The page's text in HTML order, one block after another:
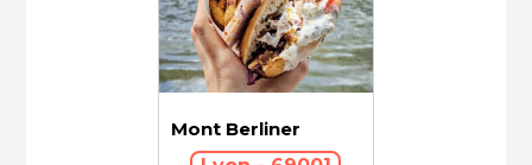
Mont Berliner